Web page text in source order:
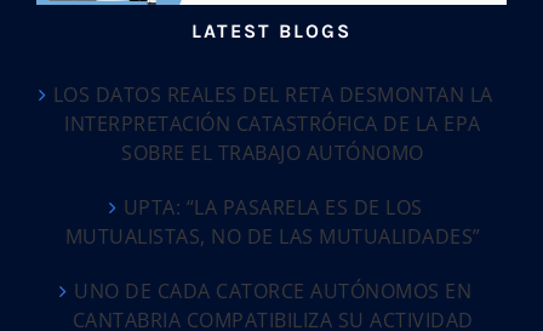
LATEST BLOGS
LOS DATOS REALES DEL RETA DESMONTAN LA
INTERPRETACIÓN CATASTRÓFICA DE LA EPA
SOBRE EL TRABAJO AUTÓNOMO
UPTA: “LA PASARELA ES DE LOS
MUTUALISTAS, NO DE LAS MUTUALIDADES”
UNO DE CADA CATORCE AUTÓNOMOS EN
CANTABRIA COMPATIBILIZA SU ACTIVIDAD